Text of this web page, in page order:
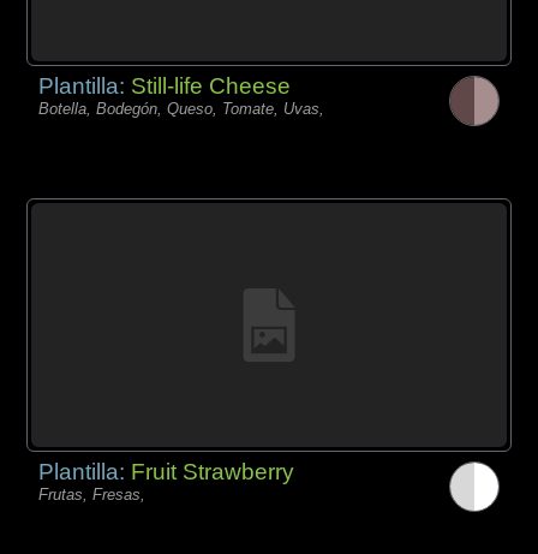
Plantilla: Still-life Cheese
Botella, Bodegón, Queso, Tomate, Uvas,
Plantilla: Fruit Strawberry
Frutas, Fresas,